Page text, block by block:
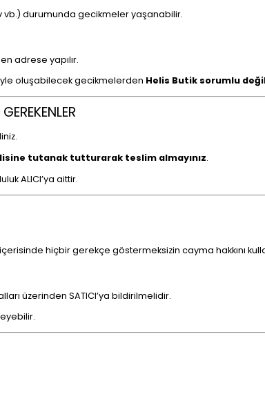
durumunda gecikmeler yaşanabilir.
adrese yapılır.
oluşabilecek gecikmelerden Helis Butik sorumlu
tutanak tutturarak teslim almayınız.
ALICI’ya aittir.
içerisinde hiçbir gerekçe göstermeksizin cayma hakkını
üzerinden SATICI’ya bildirilmelidir.